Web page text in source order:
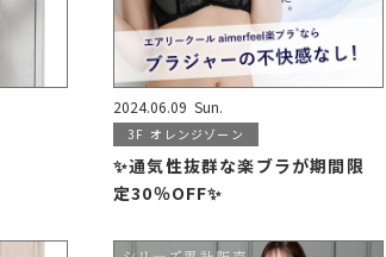
2024.06.09 Sun.
3F オレンジゾーン
✨通気性抜群な楽ブラが期間限
定30％OFF✨